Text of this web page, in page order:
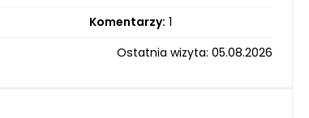
Komentarzy: 1
Ostatnia wizyta: 05.08.2026